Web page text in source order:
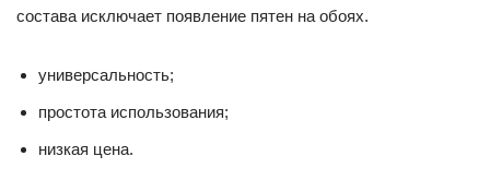
состава исключает появление пятен на обоях.
универсальность;
простота использования;
низкая цена.